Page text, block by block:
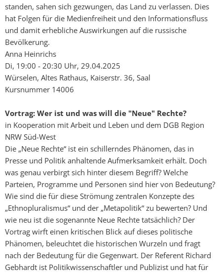
standen, sahen sich gezwungen, das Land zu verlassen. Dies
hat Folgen für die Medienfreiheit und den Informationsfluss
und damit erhebliche Auswirkungen auf die russische
Bevölkerung.
Anna Heinrichs
Di, 19:00 - 20:30 Uhr, 29.04.2025
Würselen, Altes Rathaus, Kaiserstr. 36, Saal
Kursnummer 14006
Vortrag: Wer ist und was will die "Neue" Rechte?
in Kooperation mit Arbeit und Leben und dem DGB Region
NRW Süd-West
Die „Neue Rechte“ ist ein schillerndes Phänomen, das in
Presse und Politik anhaltende Aufmerksamkeit erhält. Doch
was genau verbirgt sich hinter diesem Begriff? Welche
Parteien, Programme und Personen sind hier von Bedeutung?
Wie sind die für diese Strömung zentralen Konzepte des
„Ethnopluralismus“ und der „Metapolitik“ zu bewerten? Und
wie neu ist die sogenannte Neue Rechte tatsächlich? Der
Vortrag wirft einen kritischen Blick auf dieses politische
Phänomen, beleuchtet die historischen Wurzeln und fragt
nach der Bedeutung für die Gegenwart. Der Referent Richard
Gebhardt ist Politikwissenschaftler und Publizist und hat für